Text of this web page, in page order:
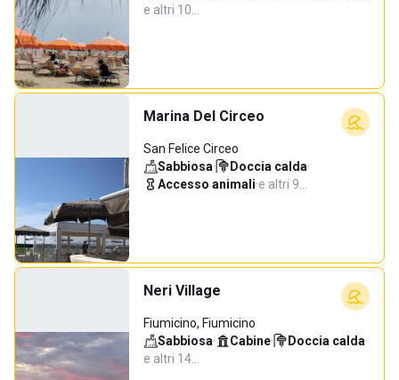
e altri 10…
Marina Del Circeo
San Felice Circeo
Sabbiosa· Doccia calda·
Accesso animali·e altri 9…
Neri Village
Fiumicino, Fiumicino
Sabbiosa· Cabine· Doccia calda·
e altri 14…